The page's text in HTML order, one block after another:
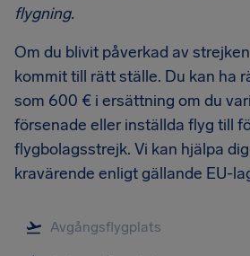
flygning.
Om du blivit påverkad av
kommit till rätt ställe. Du kan ha
som 600 € i ersättning om du
försenade eller inställda flyg till
flygbolagsstrejk. Vi kan hjälpa
kravärende enligt gällande EU-